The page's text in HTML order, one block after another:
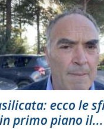
ecco le
primo piano il...